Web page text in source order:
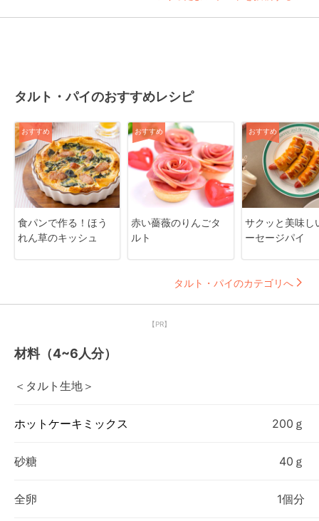
タルト・パイのおすすめレシピ
おすすめ
食パンで作る！ほう
れん草のキッシュ
おすすめ
赤い薔薇のりんごタ
ルト
おすすめ
サクッと美味し
ーセージパイ
タルト・パイのカテゴリへ
【PR】
材料（4~6人分）
＜タルト生地＞
ホットケーキミックス 200ｇ
砂糖 40ｇ
全卵 1個分